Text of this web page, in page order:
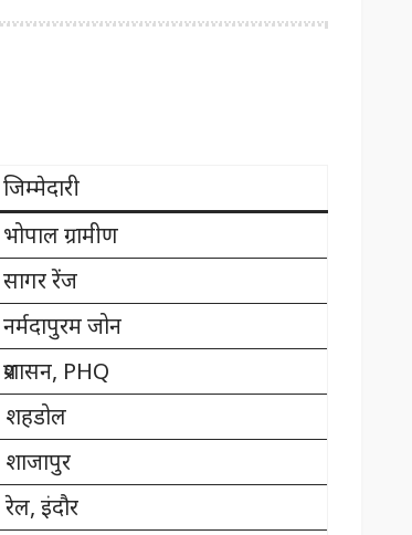
ग्रामीण
रेंज
जोन
PHQ
शहडोल
शाजापुर
रेल, इंदौर